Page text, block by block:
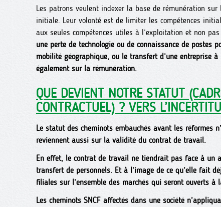
Les patrons veulent indexer la base de rémunération
initiale. Leur volonté est de limiter les compétences
aux seules compétences utiles à l’exploitation et non
une perte de technologie ou de connaissance de postes
mobilité géographique, ou le transfert d’une entreprise à
également sur la rémunération.
QUE DEVIENT NOTRE STATUT
CONTRACTUEL) ? VERS
Le statut des cheminots embauchés avant les réformes
reviennent aussi sur la validité du contrat de travail.
En effet, le contrat de travail ne tiendrait pas face à un
transfert de personnels. Et à l’image de ce qu’elle fait
filiales sur l’ensemble des marchés qui seront ouverts à
Les cheminots SNCF affectés dans une société